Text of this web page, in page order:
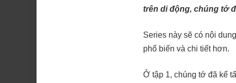
trên di động, chúng tớ
Series này sẽ có nội
phổ biến và chi tiết hơn.
Ở tập 1, chúng tớ đã kể